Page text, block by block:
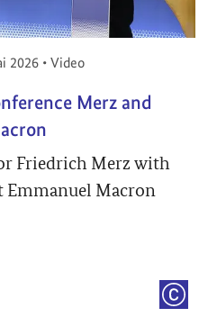
am:
2026 • Video
Merz and
Friedrich Merz with
Emmanuel Macron